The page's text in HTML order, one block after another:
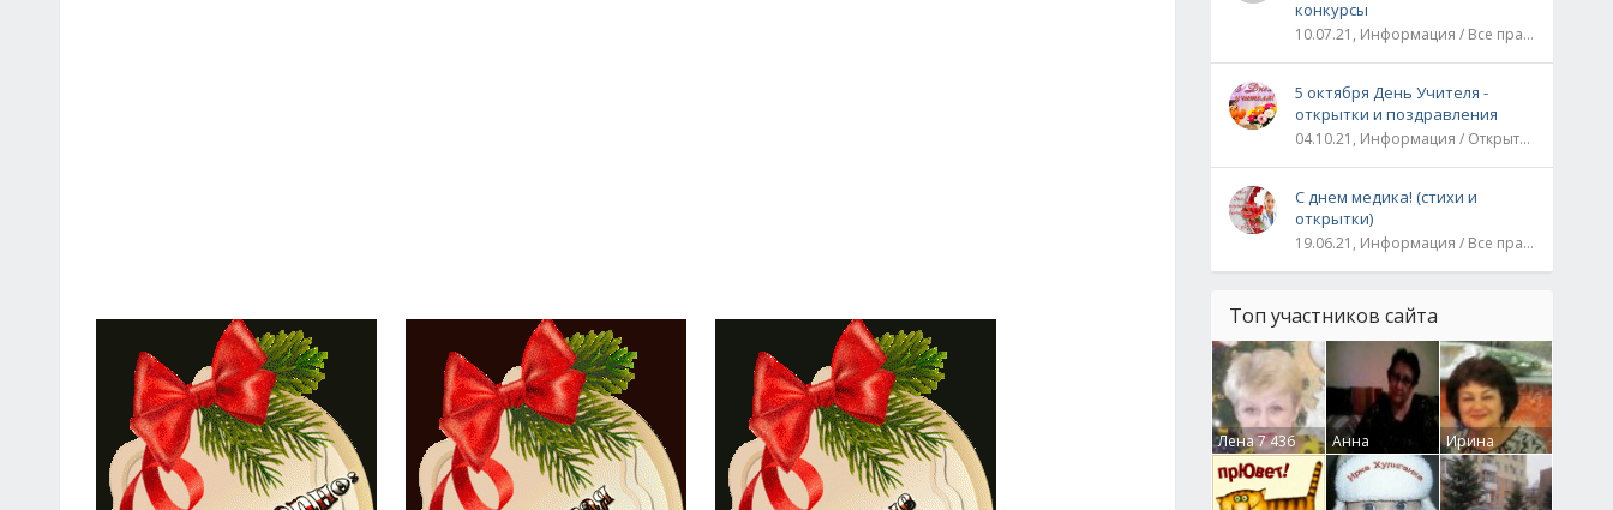
конкурсы
10.07.21, Информация / Все праздники
5 октября День Учителя -
открытки и поздравления
04.10.21, Информация / Открытки / Все праздники
С днем медика! (стихи и
открытки)
19.06.21, Информация / Все праздники
Топ участников сайта
Лена7 436
Анна
Гумлевая0
Ирина
Бруцкая41